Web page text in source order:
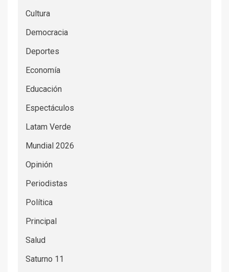
Cultura
Democracia
Deportes
Economía
Educación
Espectáculos
Latam Verde
Mundial 2026
Opinión
Periodistas
Política
Principal
Salud
Saturno 11